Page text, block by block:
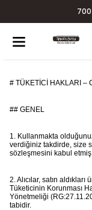
700 TL ÜZERI
# TÜKETİCİ HAKLARI –
## GENEL
1. Kullanmakta
verdiğiniz takdirde, size
sözleşmesini kabul etmiş
2. Alıcılar, satın
Tüketicinin Korunması
Yönetmeliği
tabidir.